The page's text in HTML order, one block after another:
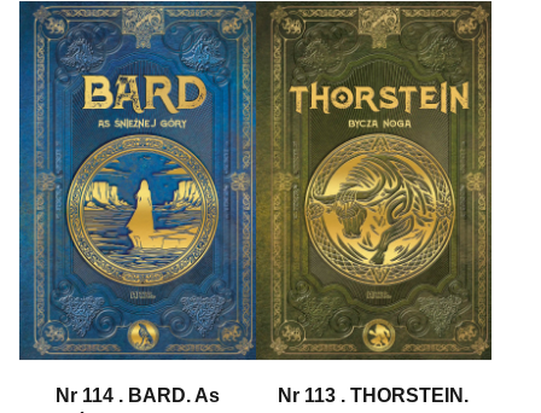
Nr 114 . BARD. As
Nr 113 . THORSTEIN.